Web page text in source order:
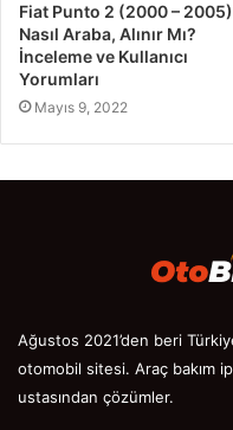
Fiat Punto 2 (2000 – 2005)
Nasıl Araba, Alınır Mı?
İnceleme ve Kullanıcı
Yorumları
Mayıs 9, 2022
Ağustos 2021’den beri
otomobil sitesi. Araç bakım
ustasından çözümler.